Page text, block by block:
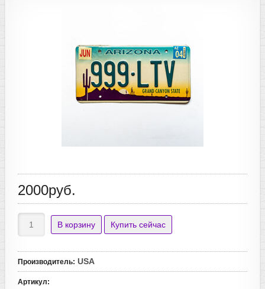
2000руб.
Производитель: USA
Артикул: